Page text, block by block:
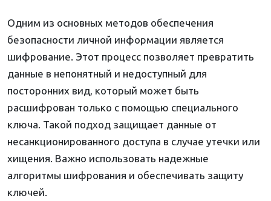
Одним из основных методов обеспечения
безопасности личной информации является
шифрование. Этот процесс позволяет превратить
данные в непонятный и недоступный для
посторонних вид, который может быть
расшифрован только с помощью специального
ключа. Такой подход защищает данные от
несанкционированного доступа в случае утечки или
хищения. Важно использовать надежные
алгоритмы шифрования и обеспечивать защиту
ключей.